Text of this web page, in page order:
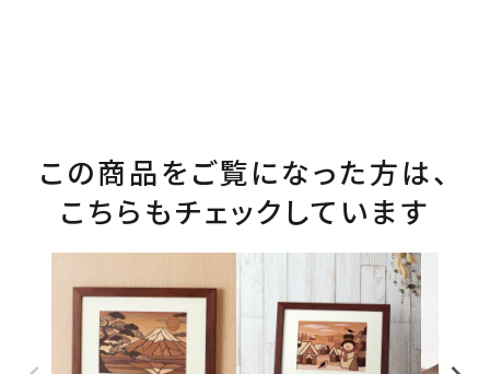
この商品をご覧になった方は、
こちらもチェックしています